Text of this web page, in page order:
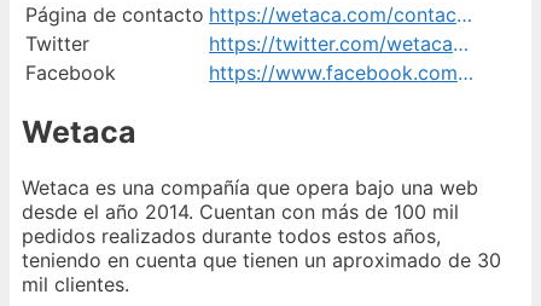
Página de contacto
https://wetaca.com/contacto
Twitter
https://twitter.com/wetacaES/
Facebook
https://www.facebook.com/Wetaca/
Wetaca
Wetaca es una compañía que opera bajo una web
desde el año 2014. Cuentan con más de 100 mil
pedidos realizados durante todos estos años,
teniendo en cuenta que tienen un aproximado de 30
mil clientes.